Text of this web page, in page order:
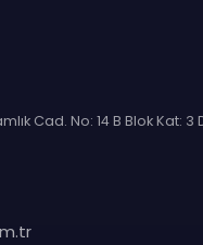
Cad. No: 14 B Blok Kat: 3